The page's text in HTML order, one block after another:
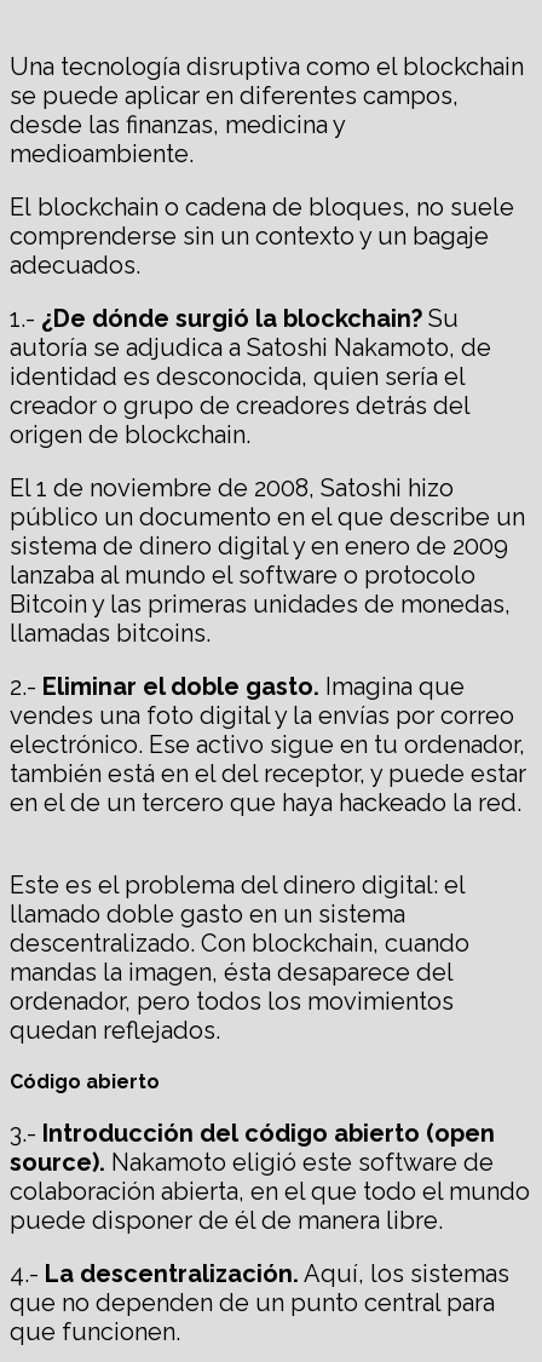
Una tecnología disruptiva como el blockchain
se puede aplicar en diferentes campos,
desde las finanzas, medicina y
medioambiente.
El blockchain o cadena de bloques, no suele
comprenderse sin un contexto y un bagaje
adecuados.
1.- ¿De dónde surgió la blockchain? Su
autoría se adjudica a Satoshi Nakamoto, de
identidad es desconocida, quien sería el
creador o grupo de creadores detrás del
origen de blockchain.
El 1 de noviembre de 2008, Satoshi hizo
público un documento en el que describe un
sistema de dinero digital y en enero de 2009
lanzaba al mundo el software o protocolo
Bitcoin y las primeras unidades de monedas,
llamadas bitcoins.
2.- Eliminar el doble gasto. Imagina que
vendes una foto digital y la envías por correo
electrónico. Ese activo sigue en tu ordenador,
también está en el del receptor, y puede estar
en el de un tercero que haya hackeado la red.
Este es el problema del dinero digital: el
llamado doble gasto en un sistema
descentralizado. Con blockchain, cuando
mandas la imagen, ésta desaparece del
ordenador, pero todos los movimientos
quedan reflejados.
Código abierto
3.- Introducción del código abierto (open
source). Nakamoto eligió este software de
colaboración abierta, en el que todo el mundo
puede disponer de él de manera libre.
4.- La descentralización. Aquí, los sistemas
que no dependen de un punto central para
que funcionen.